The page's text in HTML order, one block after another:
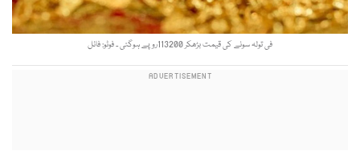
فی تولہ سونے کی قیمت بڑھکر 113200روپے ہوگئی ۔ فوٹو: فائل